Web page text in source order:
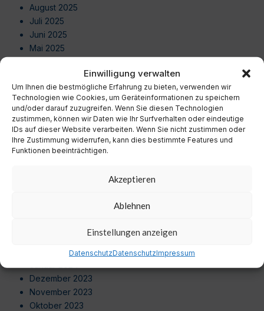
Einwilligung verwalten
Um Ihnen die bestmögliche Erfahrung zu bieten, verwenden wir
Technologien wie Cookies, um Geräteinformationen zu speichern
und/oder darauf zuzugreifen. Wenn Sie diesen Technologien
zustimmen, können wir Daten wie Ihr Surfverhalten oder eindeutige
IDs auf dieser Website verarbeiten. Wenn Sie nicht zustimmen oder
Ihre Zustimmung widerrufen, kann dies bestimmte Features und
Funktionen beeinträchtigen.
Akzeptieren
Ablehnen
Einstellungen anzeigen
DatenschutzDatenschutzImpressum
August 2025
Juli 2025
Juni 2025
Mai 2025
Februar 2025
Januar 2025
Dezember 2024
November 2024
Oktober 2024
September 2024
Februar 2024
Dezember 2023
November 2023
Oktober 2023